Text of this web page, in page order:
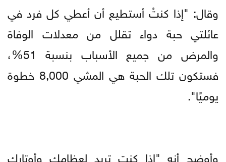
وقال: "إذا كنتُ أستطيع أن أعطي كل فرد في
عائلتي حبة دواء تقلل من معدلات الوفاة
والمرض من جميع الأسباب بنسبة 51%،
فستكون تلك الحبة هي المشي 8,000 خطوة
يوميًا".
وأوضح أنه "إذا كنت تريد لعظامك وأوتارك